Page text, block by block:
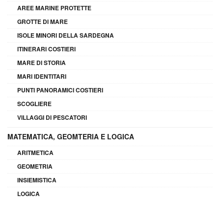
AREE MARINE PROTETTE
GROTTE DI MARE
ISOLE MINORI DELLA SARDEGNA
ITINERARI COSTIERI
MARE DI STORIA
MARI IDENTITARI
PUNTI PANORAMICI COSTIERI
SCOGLIERE
VILLAGGI DI PESCATORI
MATEMATICA, GEOMTERIA E LOGICA
ARITMETICA
GEOMETRIA
INSIEMISTICA
LOGICA